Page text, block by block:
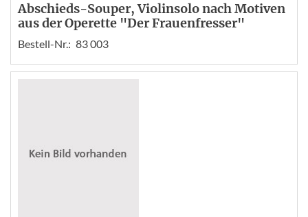
Abschieds-Souper, Violinsolo nach Motiven
aus der Operette "Der Frauenfresser"
Bestell-Nr.: 83 003